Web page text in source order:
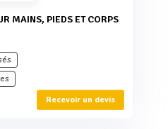
MAINS, PIEDS ET CORPS
Recevoir un devis